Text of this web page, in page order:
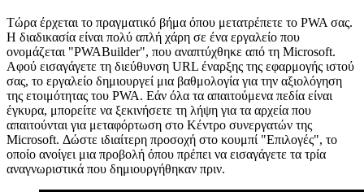
Ώρα για κατασκευή
Τώρα έρχεται το πραγματικό βήμα όπου μετατρέπετε το PWA σας.
Η διαδικασία είναι πολύ απλή χάρη σε ένα εργαλείο που
ονομάζεται "PWABuilder", που αναπτύχθηκε από τη Microsoft.
Αφού εισαγάγετε τη διεύθυνση URL έναρξης της εφαρμογής ιστού
σας, το εργαλείο δημιουργεί μια βαθμολογία για την αξιολόγηση
της ετοιμότητας του PWA. Εάν όλα τα απαιτούμενα πεδία είναι
έγκυρα, μπορείτε να ξεκινήσετε τη λήψη για τα αρχεία που
απαιτούνται για μεταφόρτωση στο Κέντρο συνεργατών της